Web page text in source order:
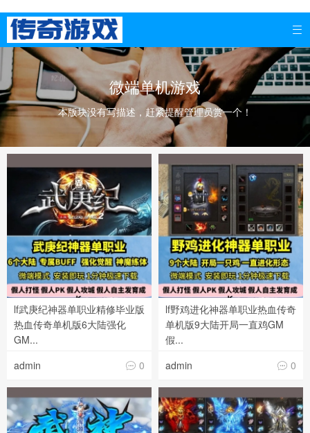

微端单机游戏
本版块没有写描述，赶紧提醒管理员赏一个！
lf武庚纪神器单职业精修毕业版
热血传奇单机版6大陆强化
GM...
 0
admin
lf野鸡进化神器单职业热血传奇
单机版9大陆开局一直鸡GM
假...
 0
admin